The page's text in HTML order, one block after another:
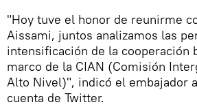
"Hoy tuve el honor de reunirme
Aissami, juntos analizamos las
intensificación de la cooperación
marco de la CIAN (Comisión
Alto Nivel)", indicó el embajador
cuenta de Twitter.